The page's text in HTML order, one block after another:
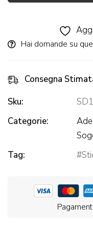
Hai domande su
Consegna
Sku:
Categorie:
Tag: